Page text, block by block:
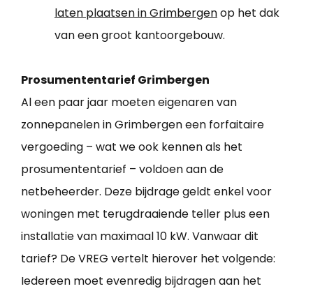
laten plaatsen in Grimbergenop het dak
van een groot kantoorgebouw.
Prosumententarief Grimbergen
Al een paar jaar moeten eigenaren van
zonnepanelen in Grimbergen een forfaitaire
vergoeding – wat we ook kennen als het
prosumententarief – voldoen aan de
netbeheerder. Deze bijdrage geldt enkel voor
woningen met terugdraaiende teller plus een
installatie van maximaal 10 kW. Vanwaar dit
tarief? De VREG vertelt hierover het volgende:
Iedereen moet evenredig bijdragen aan het